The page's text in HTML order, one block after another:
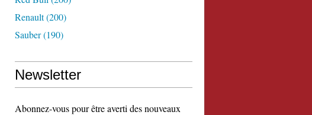
Renault(200)
Sauber(190)
Newsletter
Abonnez-vous pour être averti des nouveaux